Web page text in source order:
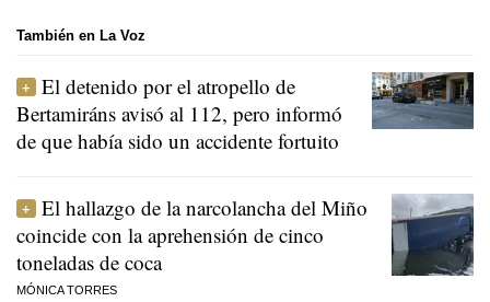
También en La Voz
El detenido por el atropello de
Bertamiráns avisó al 112, pero informó
de que había sido un accidente fortuito
El hallazgo de la narcolancha del Miño
coincide con la aprehensión de cinco
toneladas de coca
MÓNICA TORRES